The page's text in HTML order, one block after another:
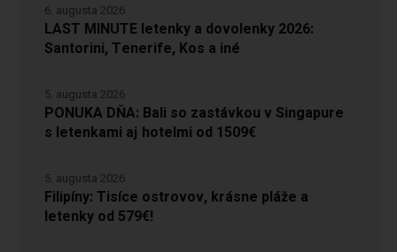
LAST MINUTE letenky a dovolenky 2026:
Santorini, Tenerife, Kos a iné
6. augusta 2026
PONUKA DŇA: Bali so zastávkou v Singapure
s letenkami aj hotelmi od 1509€
5. augusta 2026
Filipíny: Tisíce ostrovov, krásne pláže a
letenky od 579€!
5. augusta 2026